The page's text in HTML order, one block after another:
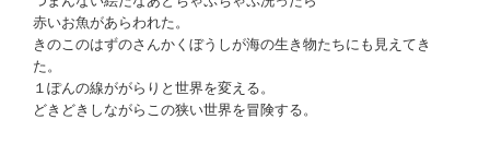
赤いお魚があらわれた。
きのこのはずのさんかくぼうしが海の生き物たちにも見えてき
た。
１ぽんの線ががらりと世界を変える。
どきどきしながらこの狭い世界を冒険する。